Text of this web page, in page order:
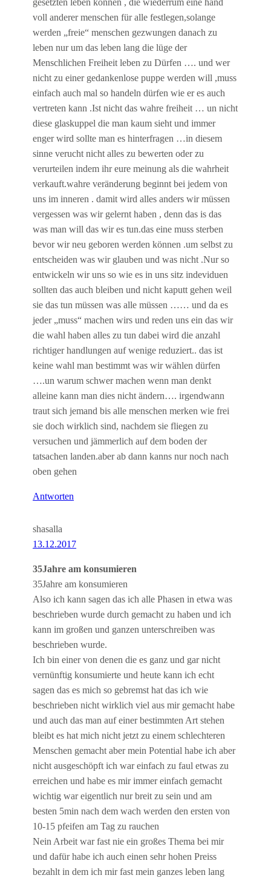
gesetzten leben können , die wiederrum eine hand
voll anderer menschen für alle festlegen,solange
werden „freie“ menschen gezwungen danach zu
leben nur um das leben lang die lüge der
Menschlichen Freiheit leben zu Dürfen …. und wer
nicht zu einer gedankenlose puppe werden will ,muss
einfach auch mal so handeln dürfen wie er es auch
vertreten kann .Ist nicht das wahre freiheit … un nicht
diese glaskuppel die man kaum sieht und immer
enger wird sollte man es hinterfragen …in diesem
sinne verucht nicht alles zu bewerten oder zu
verurteilen indem ihr eure meinung als die wahrheit
verkauft.wahre veränderung beginnt bei jedem von
uns im inneren . damit wird alles anders wir müssen
vergessen was wir gelernt haben , denn das is das
was man will das wir es tun.das eine muss sterben
bevor wir neu geboren werden können .um selbst zu
entscheiden was wir glauben und was nicht .Nur so
entwickeln wir uns so wie es in uns sitz indeviduen
sollten das auch bleiben und nicht kaputt gehen weil
sie das tun müssen was alle müssen …… und da es
jeder „muss“ machen wirs und reden uns ein das wir
die wahl haben alles zu tun dabei wird die anzahl
richtiger handlungen auf wenige reduziert.. das ist
keine wahl man bestimmt was wir wählen dürfen
….un warum schwer machen wenn man denkt
alleine kann man dies nicht ändern…. irgendwann
traut sich jemand bis alle menschen merken wie frei
sie doch wirklich sind, nachdem sie fliegen zu
versuchen und jämmerlich auf dem boden der
tatsachen landen.aber ab dann kanns nur noch nach
oben gehen
Antworten
shasalla
13.12.2017
35Jahre am konsumieren
35Jahre am konsumieren
Also ich kann sagen das ich alle Phasen in etwa was
beschrieben wurde durch gemacht zu haben und ich
kann im großen und ganzen unterschreiben was
beschrieben wurde.
Ich bin einer von denen die es ganz und gar nicht
vernünftig konsumierte und heute kann ich echt
sagen das es mich so gebremst hat das ich wie
beschrieben nicht wirklich viel aus mir gemacht habe
und auch das man auf einer bestimmten Art stehen
bleibt es hat mich nicht jetzt zu einem schlechteren
Menschen gemacht aber mein Potential habe ich aber
nicht ausgeschöpft ich war einfach zu faul etwas zu
erreichen und habe es mir immer einfach gemacht
wichtig war eigentlich nur breit zu sein und am
besten 5min nach dem wach werden den ersten von
10-15 pfeifen am Tag zu rauchen
Nein Arbeit war fast nie ein großes Thema bei mir
und dafür habe ich auch einen sehr hohen Preiss
bezahlt in dem ich mir fast mein ganzes leben lang